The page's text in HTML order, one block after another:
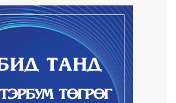
23 цаг 38 минут
Автомашины улсын дугаар сондгой
тоогоор төгссөн ...
Улаанбаатарт өдөртөө 30 хэм дулаан